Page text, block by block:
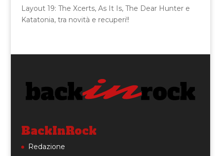
Layout 19: The Xcerts, As It Is, The Dear Hunter e
Katatonia, tra novità e recuperi!!
BackInRock
Redazione